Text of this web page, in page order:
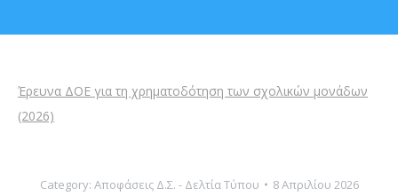
Έρευνα ΔΟΕ για τη χρηματοδότηση των σχολικών μονάδων
(2026)
Category: Αποφάσεις Δ.Σ. - Δελτία Τύπου 8 Απριλίου 2026